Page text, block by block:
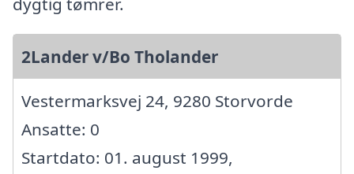
2Lander v/Bo Tholander
Vestermarksvej 24, 9280 Storvorde
Ansatte: 0
Startdato: 01. august 1999,